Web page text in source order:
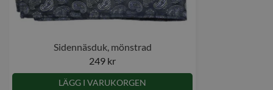
Sidennäsduk, mönstrad
249 kr
LÄGG I VARUKORGEN